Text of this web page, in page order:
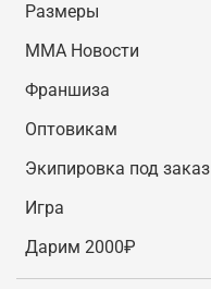
Размеры
MMA Новости
Франшиза
Оптовикам
Экипировка под заказ
Игра
Дарим 2000₽